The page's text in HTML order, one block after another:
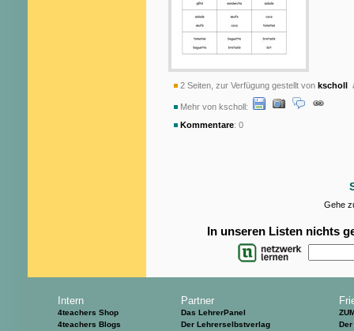
2 Seiten, zur Verfügung gestellt von kscholl
Mehr von kscholl:
Kommentare: 0
Gehe
In unseren Listen nichts
Intern
4teachers Shop
4teachers Blogs
Partner
Das LehrerPanel
Der Lehrerselbstverlag